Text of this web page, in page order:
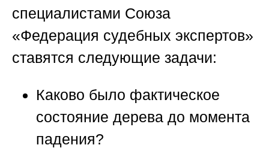
специалистами Союза
«Федерация судебных экспертов»
ставятся следующие задачи:
Каково было фактическое
состояние дерева до момента
падения?